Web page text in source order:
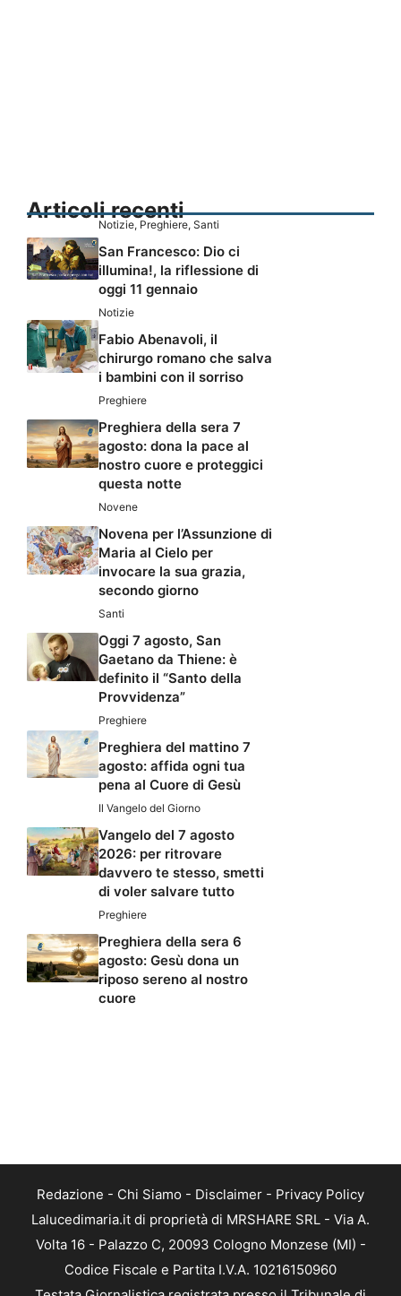
Articoli recenti
Notizie, Preghiere, Santi
San Francesco: Dio ci
illumina!, la riflessione di
oggi 11 gennaio
Notizie
Fabio Abenavoli, il
chirurgo romano che salva
i bambini con il sorriso
Preghiere
Preghiera della sera 7
agosto: dona la pace al
nostro cuore e proteggici
questa notte
Novene
Novena per l’Assunzione di
Maria al Cielo per
invocare la sua grazia,
secondo giorno
Santi
Oggi 7 agosto, San
Gaetano da Thiene: è
definito il “Santo della
Provvidenza”
Preghiere
Preghiera del mattino 7
agosto: affida ogni tua
pena al Cuore di Gesù
Il Vangelo del Giorno
Vangelo del 7 agosto
2026: per ritrovare
davvero te stesso, smetti
di voler salvare tutto
Preghiere
Preghiera della sera 6
agosto: Gesù dona un
riposo sereno al nostro
cuore
Redazione - Chi Siamo - Disclaimer - Privacy Policy
Lalucedimaria.it di proprietà di MRSHARE SRL - Via A.
Volta 16 - Palazzo C, 20093 Cologno Monzese (MI) -
Codice Fiscale e Partita I.V.A. 10216150960